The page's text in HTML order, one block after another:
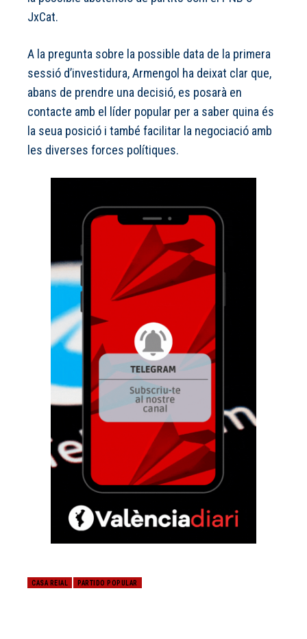
JxCat.
A la pregunta sobre la possible data de la primera
sessió d’investidura, Armengol ha deixat clar que,
abans de prendre una decisió, es posarà en
contacte amb el líder popular per a saber quina és
la seua posició i també facilitar la negociació amb
les diverses forces polítiques.
CASA REIAL PARTIDO POPULAR